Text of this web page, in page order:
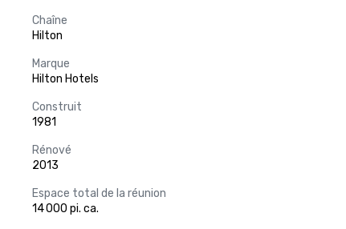
Chaîne
Hilton
Marque
Hilton Hotels
Construit
1981
Rénové
2013
Espace total de la réunion
14 000 pi. ca.